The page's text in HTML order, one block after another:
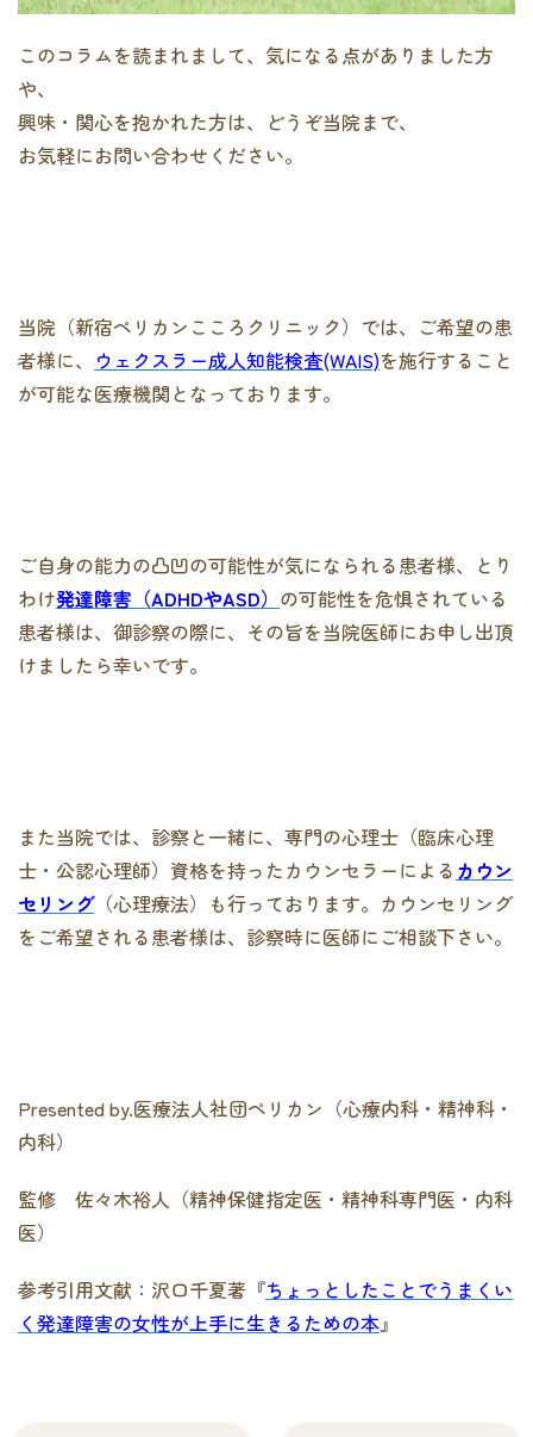
このコラムを読まれまして、気になる点がありました方
や、
興味・関心を抱かれた方は、どうぞ当院まで、
お気軽にお問い合わせください。
当院（新宿ペリカンこころクリニック）では、ご希望の患
者様に、
ウェクスラー成人知能検査(WAIS)を施行すること
が可能な医療機関となっております。
ご自身の能力の凸凹の可能性が気になられる患者様、とり
わけ発達障害（ADHDやASD） の可能性を危惧されている
患者様は、御診察の際に、その旨を当院医師にお申し出頂
けましたら幸いです。
また当院では、診察と一緒に、専門の心理士（臨床心理
士・公認心理師）資格を持ったカウンセラーによる カウン
セリング（心理療法）も行っております。カウンセリング
をご希望される患者様は、診察時に医師にご相談下さい。
Presented by.医療法人社団ペリカン（心療内科・精神科・
内科）
監修 佐々木裕人（精神保健指定医・精神科専門医・内科
医）
参考引用文献：沢口千夏著 『ちょっとしたことでうまくい
く発達障害の女性が上手に生きるための本』